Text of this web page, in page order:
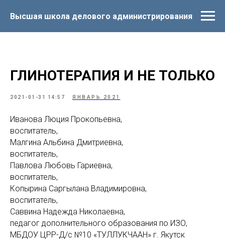
Высшая школа делового администрирования
ГЛИНОТЕРАПИЯ И НЕ ТОЛЬКО
2021-01-31 14:57 ЯНВАРЬ 2021
Иванова Люция Прокопьевна,
воспитатель,
Малгина Альбина Дмитриевна,
воспитатель,
Павлова Любовь Гариевна,
воспитатель,
Копырина Саргылана Владимировна,
воспитатель,
Саввина Надежда Николаевна,
педагог дополнительного образования по ИЗО,
МБДОУ ЦРР-Д/с №10 «ТУЛЛУКЧААН» г. Якутск